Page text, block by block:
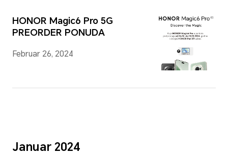
HONOR Magic6 Pro 5G
PREORDER PONUDA
Februar 26, 2024
Januar 2024